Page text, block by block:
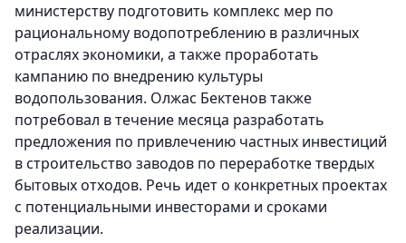
министерству подготовить комплекс мер по
рациональному водопотреблению в различных
отраслях экономики, а также проработать
кампанию по внедрению культуры
водопользования. Олжас Бектенов также
потребовал в течение месяца разработать
предложения по привлечению частных инвестиций
в строительство заводов по переработке твердых
бытовых отходов. Речь идет о конкретных проектах
с потенциальными инвесторами и сроками
реализации.